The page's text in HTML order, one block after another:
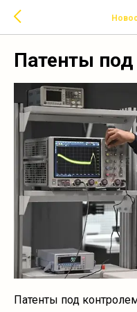
Патенты
Патенты под